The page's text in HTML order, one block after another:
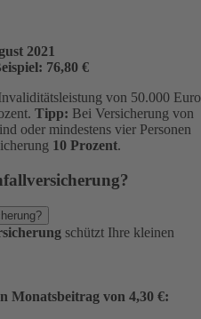
2021
76,80 €
von 50.000 Euro
Tipp: Bei Versicherung von
oder mindestens vier Personen
10 Prozent.
schützt Ihre kleinen
Monatsbeitrag von 4,30 €: